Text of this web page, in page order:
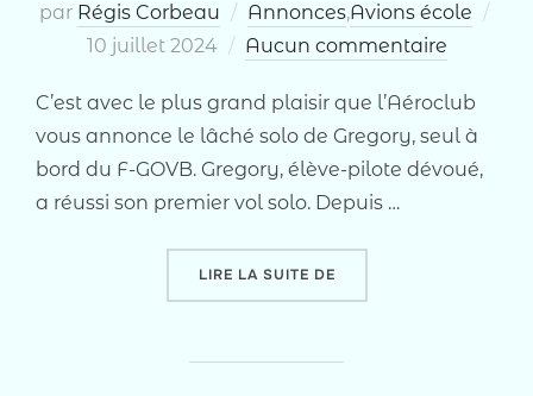
par Régis Corbeau Annonces,Avions école
10 juillet 2024 Aucun commentaire
C’est avec le plus grand plaisir que l’Aéroclub
vous annonce le lâché solo de Gregory, seul à
bord du F-GOVB. Gregory, élève-pilote dévoué,
a réussi son premier vol solo. Depuis …
LIRE LA SUITE DE« LACHÉ SOLO DE